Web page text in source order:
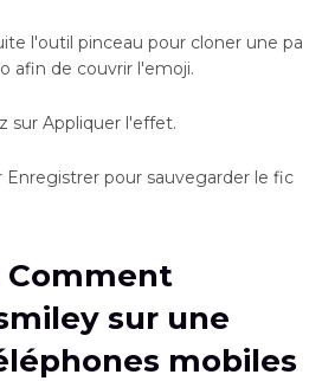
l'outil pinceau pour cloner une pa
afin de couvrir l'emoji.
sur Appliquer l'effet.
Enregistrer pour sauvegarder le fic
Comment
sur une
mobiles